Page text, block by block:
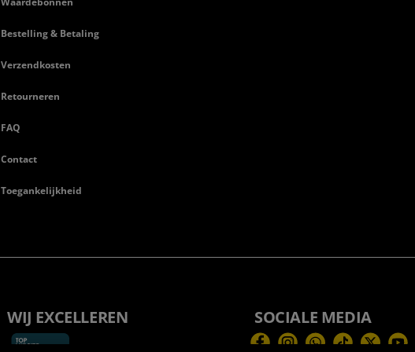
Bestelling & Betaling
Verzendkosten
Retourneren
FAQ
Contact
Toegankelijkheid
WIJ EXCELLEREN SOCIALE MEDIA
FacebookInstagramWhatsApp
TikTokTwitter